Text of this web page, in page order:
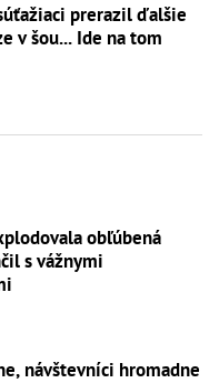
prerazil ďalšie
v šou... Ide na tom
obľúbená
s vážnymi
návštevníci hromadne